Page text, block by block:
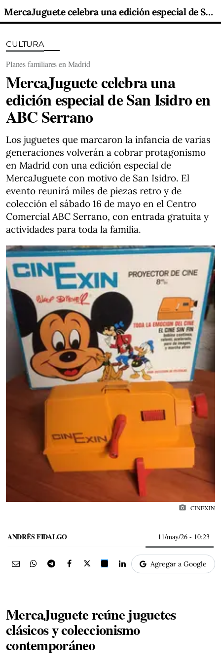
MercaJuguete celebra una edición especial de San Isidro en ABC Serrano
CULTURA
Planes familiares en Madrid
MercaJuguete celebra una
edición especial de San Isidro en
ABC Serrano
Los juguetes que marcaron la infancia de varias
generaciones volverán a cobrar protagonismo
en Madrid con una edición especial de
MercaJuguete con motivo de San Isidro. El
evento reunirá miles de piezas retro y de
colección el sábado 16 de mayo en el Centro
Comercial ABC Serrano, con entrada gratuita y
actividades para toda la familia.
photo_camera CINEXIN
ANDRÉS FIDALGO 11/may/26 - 10:23
Agregar a Google
MercaJuguete reúne juguetes
clásicos y coleccionismo
contemporáneo